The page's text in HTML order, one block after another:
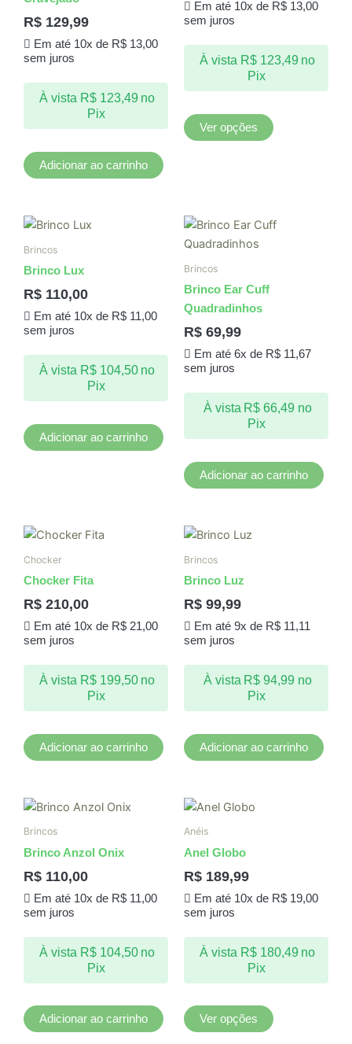
R$ 129,99
Em até 10x de R$13,00
sem juros
À vista R$123,49 no
Pix
Adicionar ao carrinho
Em até 10x de R$13,00
sem juros
À vista R$123,49 no
Pix
Ver opções
As
podem
ser
página
Brincos
Brinco Lux
R$ 110,00
Em até 10x de R$11,00
sem juros
À vista R$104,50 no
Pix
Adicionar ao carrinho
Brincos
Brinco Ear Cuff
Quadradinhos
R$ 69,99
Em até 6x de R$11,67
sem juros
À vista R$ 66,49 no
Pix
Adicionar ao carrinho
Chocker
Chocker Fita
R$ 210,00
Em até 10x de R$21,00
sem juros
À vista R$199,50 no
Pix
Adicionar ao carrinho
Brincos
Brinco Luz
R$ 99,99
Em até 9x de R$11,11
sem juros
À vista R$ 94,99 no
Pix
Adicionar ao carrinho
Brincos
Brinco Anzol Onix
R$ 110,00
Em até 10x de R$11,00
sem juros
À vista R$104,50 no
Pix
Adicionar ao carrinho
Anéis
Anel Globo
R$ 189,99
Em até 10x de R$19,00
sem juros
À vista R$180,49 no
Pix
Ver opções
As
podem
ser
página